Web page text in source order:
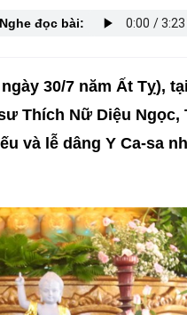
Nghe đọc bài:
30/7 năm Ất Tỵ),
Thích Nữ Diệu Ngọc,
và lễ dâng Y Ca-sa